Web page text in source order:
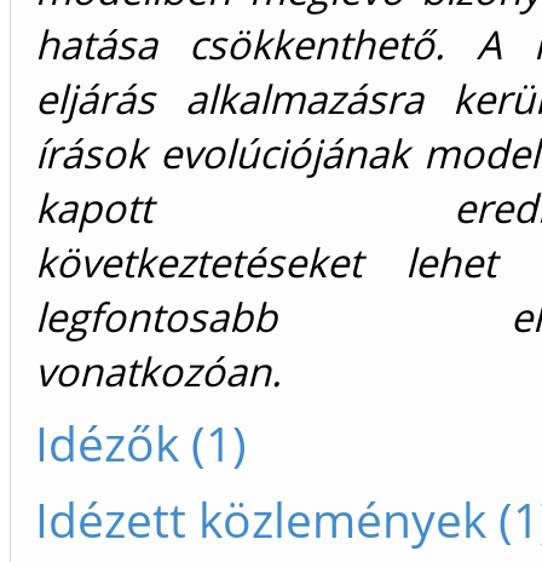
hatása csökkenthető. A
eljárás alkalmazásra
írások evolúciójának
kapott
következtetéseket
legfontosabb
vonatkozóan.
Idézők (1)
Idézett közlemények